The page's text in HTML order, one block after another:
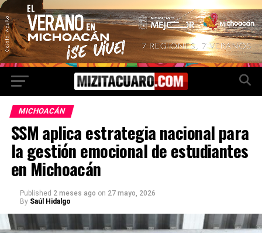
MICHOACÁN
SSM aplica estrategia nacional para
la gestión emocional de estudiantes
en Michoacán
Published 2 meses ago on 27 mayo, 2026
By Saúl Hidalgo